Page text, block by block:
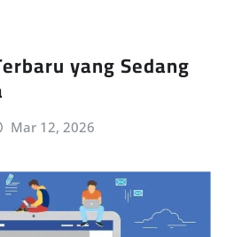
yang Sedang
Mar 12, 2026